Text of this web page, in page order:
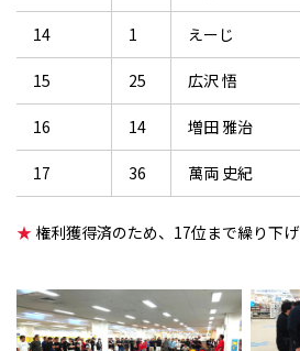
14 1 えーじ
15 25 広沢 悟
16 14 増田 雅治
17 36 萬両 史紀
★権利獲得済のため、17位まで繰り下げ